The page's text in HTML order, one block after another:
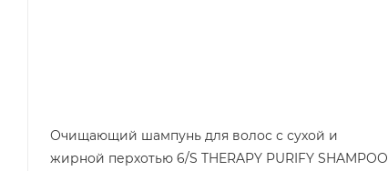
Очищающий шампунь для волос с сухой и
жирной перхотью 6/S THERAPY PURIFY SHAMPOO